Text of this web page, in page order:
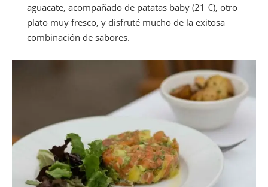
aguacate, acompañado de patatas baby (21 €), otro
plato muy fresco, y disfruté mucho de la exitosa
combinación de sabores.